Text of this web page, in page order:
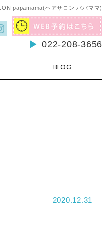
papamama(ヘアサロン パパママ)
022-208-3656
BLOG
2020.12.31